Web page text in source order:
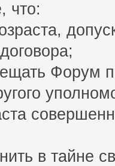
что:
Форум
в тайне